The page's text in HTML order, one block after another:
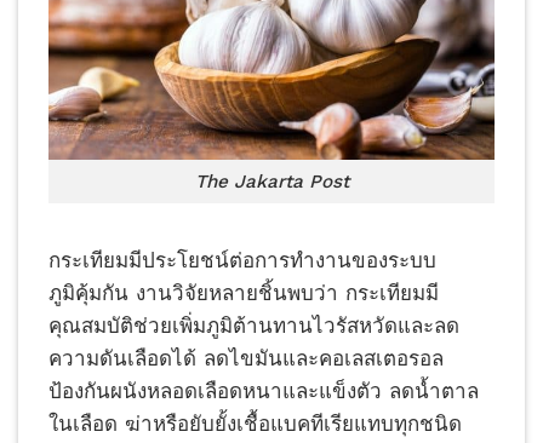
The Jakarta Post
กระเทียมมีประโยชน์ต่อการทำงานของระบบ
ภูมิคุ้มกัน งานวิจัยหลายชิ้นพบว่า กระเทียมมี
คุณสมบัติช่วยเพิ่มภูมิต้านทานไวรัสหวัดและลด
ความดันเลือดได้ ลดไขมันและคอเลสเตอรอล
ป้องกันผนังหลอดเลือดหนาและแข็งตัว ลดน้ำตาล
ในเลือด ฆ่าหรือยับยั้งเชื้อแบคทีเรียแทบทุกชนิด